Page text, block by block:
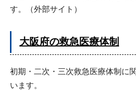
す。（外部サイト）
大阪府の救急医療体制
初期・二次・三次救急医療体制に
います。